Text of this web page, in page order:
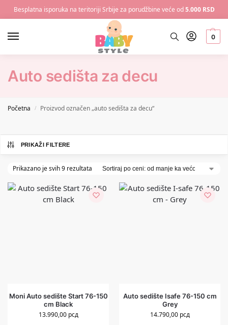
Besplatna isporuka na teritoriji Srbije za porudžbine veće od5.000 RSD
0
Auto sedišta za decu
Početna / Proizvod označen „auto sedišta za decu“
PRIKAŽI FILTERE
Prikazano je svih 9 rezultata
Moni Auto sedište Start 76-150
cm Black
13.990,00 рсд
Auto sedište Isafe 76-150 cm
Grey
14.790,00 рсд